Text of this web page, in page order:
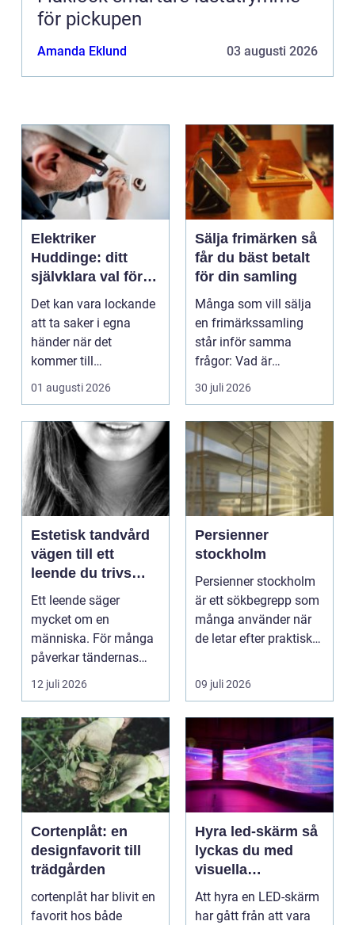
för pickupen
Amanda Eklund 03 augusti 2026
Elektriker
Huddinge: ditt
självklara val för
säker elinstallation
Det kan vara lockande
att ta saker i egna
händer när det
kommer till
hemförbättr...
01 augusti 2026
Sälja frimärken så
får du bäst betalt
för din samling
Många som vill sälja
en frimärkssamling
står inför samma
frågor: Vad är
samlingen värd? Var
vänder m...
30 juli 2026
Estetisk tandvård
vägen till ett
leende du trivs
med
Ett leende säger
mycket om en
människa. För många
påverkar tändernas
utseende både
självförtroendet ...
12 juli 2026
Persienner
stockholm
Persienner stockholm
är ett sökbegrepp som
många använder när
de letar efter praktiska
09 juli 2026
Cortenplåt: en
designfavorit till
trädgården
cortenplåt har blivit en
favorit hos både
Hyra led-skärm så
lyckas du med
visuella
upplevelser på
event
Att hyra en LED-skärm
har gått från att vara